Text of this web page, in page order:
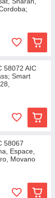
58072 AIC
Smart
58067
Espace,
Movano